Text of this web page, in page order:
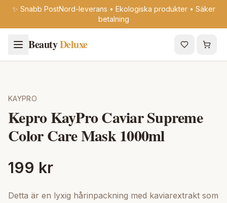
✨ Snabb PostNord-leverans • Ekologiska produkter • Säker
betalning
BeautyDeluxe
KAYPRO
Kepro KayPro Caviar Supreme
Color Care Mask 1000ml
199 kr
Detta är en lyxig hårinpackning med kaviarextrakt som